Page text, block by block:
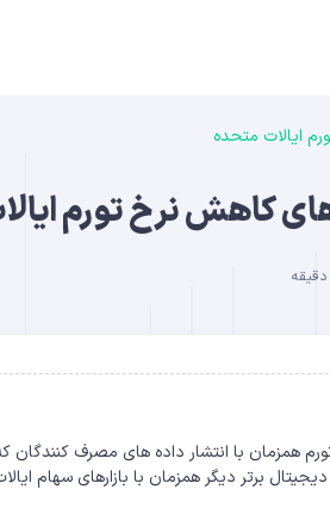
ایالات متحده
کاهش نرخ تورم
همزمان با انتشار داده های مصرف کنندگان
در ماه جولای کاهش یافته است، بیت کوین، اتریوم و تمام 10 ارز دیجیتال برتر دیگر